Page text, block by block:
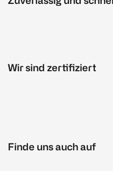
Wir sind zertifiziert
Finde uns auch auf